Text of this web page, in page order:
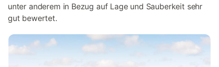
unter anderem in Bezug auf Lage und Sauberkeit sehr
gut bewertet.